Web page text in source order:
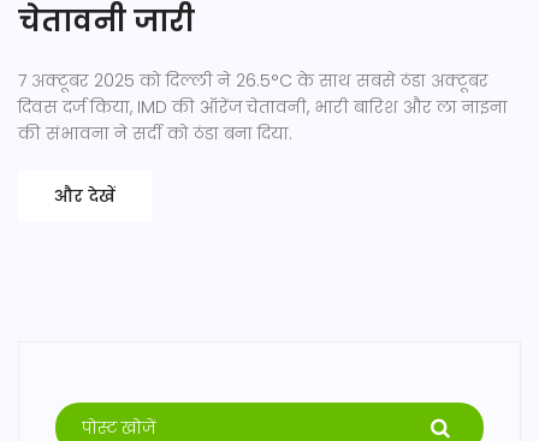
चेतावनी जारी
7 अक्टूबर 2025 को दिल्ली ने 26.5°C के साथ सबसे ठंडा अक्टूबर
दिवस दर्ज किया, IMD की ऑरेंज चेतावनी, भारी बारिश और ला नाइना
की संभावना ने सर्दी को ठंडा बना दिया.
और देखें